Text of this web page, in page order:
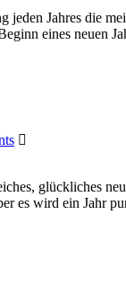
Jahres die
eines neuen
glückliches
es wird ein Jahr